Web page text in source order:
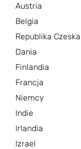
Austria
Belgia
Republika Czeska
Dania
Finlandia
Francja
Niemcy
Indie
Irlandia
Izrael